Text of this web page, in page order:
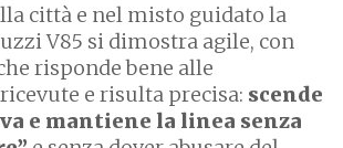
città e nel misto guidato la
V85 si dimostra agile, con
risponde bene alle
e risulta precisa: scende
e mantiene la linea senza